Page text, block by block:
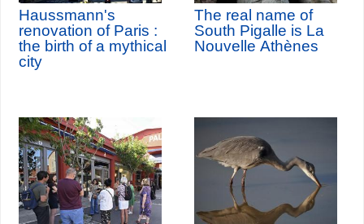
Haussmann's
renovation of Paris :
the birth of a mythical
city
The real name of
South Pigalle is La
Nouvelle Athènes